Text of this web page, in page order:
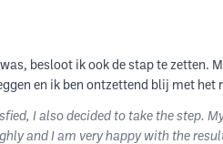
besloot ik ook de stap te zetten.
en ik ben ontzettend blij met het
I also decided to take the step.
and I am very happy with the